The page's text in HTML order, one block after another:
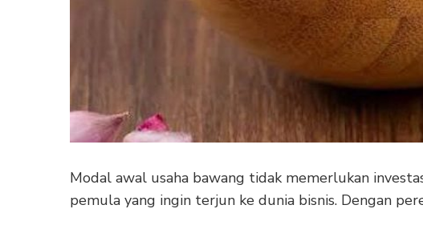
Modal awal usaha bawang tidak memerlukan
pemula yang ingin terjun ke dunia bisnis. Dengan